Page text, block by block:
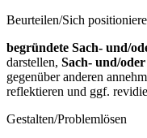
Beurteilen/Sich
begründete Sach- und/
darstellen, Sach- und/
gegenüber anderen
reflektieren und ggf.
Gestalten/Problemlösen